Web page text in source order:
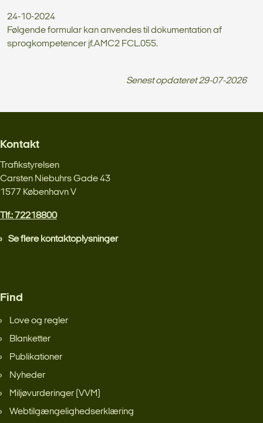
24-10-2024
Følgende formular kan anvendes til dokumentation af
sprogkompetencer jf.AMC2 FCL.055.
Senest opdateret29-07-2026
Kontakt
Trafikstyrelsen
Carsten Niebuhrs Gade 43
1577 København V
Tlf.: 72218800
Se flere kontaktoplysninger
Find
Love og regler
Blanketter
Publikationer
Nyheder
Miljøvurderinger (VVM)
Webtilgængelighedserklæring